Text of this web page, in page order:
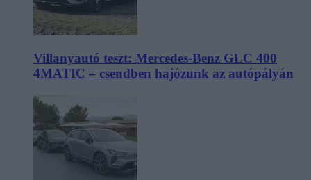
Villanyautó teszt: Mercedes-Benz GLC 400
4MATIC – csendben hajózunk az autópályán